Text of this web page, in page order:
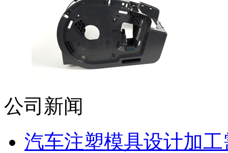
公司新闻
汽车注塑模具设计加